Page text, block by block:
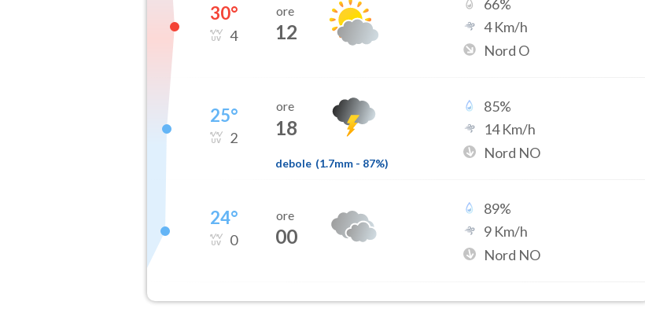
30°
4
ore
12
66%
4Km/h
Nord O
25°
2
ore
18
debole (1.7mm - 87%)
85%
14Km/h
Nord NO
24°
0
ore
00
89%
9 Km/h
Nord NO